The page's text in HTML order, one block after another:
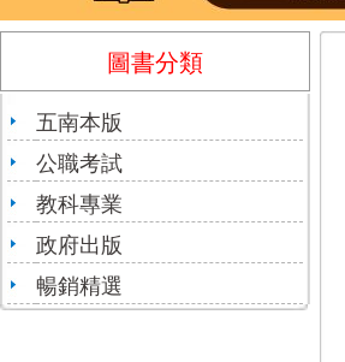
圖書分類
五南本版
公職考試
教科專業
政府出版
暢銷精選